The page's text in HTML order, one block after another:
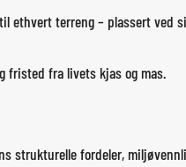
ethvert terreng – plassert ved
fristed fra livets kjas og mas.
strukturelle fordeler,